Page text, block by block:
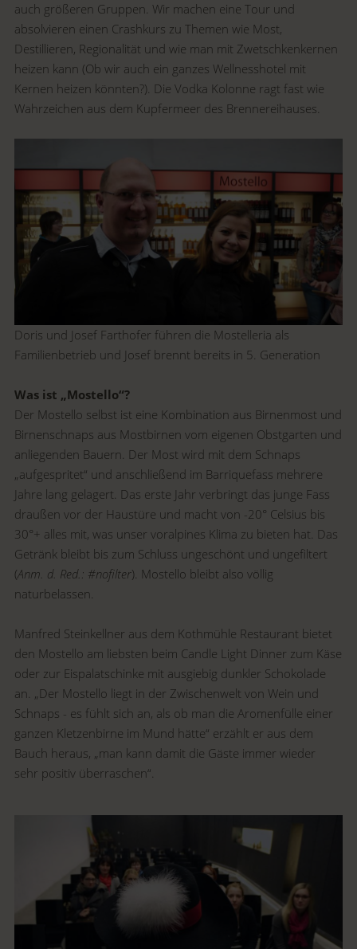
auch größeren Gruppen. Wir machen eine Tour und
absolvieren einen Crashkurs zu Themen wie Most,
Destillieren, Regionalität und wie man mit Zwetschkenkernen
heizen kann (Ob wir auch ein ganzes Wellnesshotel mit
Kernen heizen könnten?). Die Vodka Kolonne ragt fast wie
Wahrzeichen aus dem Kupfermeer des Brennereihauses.
Doris und Josef Farthofer führen die Mostelleria als
Familienbetrieb und Josef brennt bereits in 5. Generation
Was ist „Mostello“?
Der Mostello selbst ist eine Kombination aus Birnenmost und
Birnenschnaps aus Mostbirnen vom eigenen Obstgarten und
anliegenden Bauern. Der Most wird mit dem Schnaps
„aufgespritet“ und anschließend im Barriquefass mehrere
Jahre lang gelagert. Das erste Jahr verbringt das junge Fass
draußen vor der Haustüre und macht von -20° Celsius bis
30°+ alles mit, was unser voralpines Klima zu bieten hat. Das
Getränk bleibt bis zum Schluss ungeschönt und ungefiltert
(Anm. d. Red.: #nofilter). Mostello bleibt also völlig
naturbelassen.
Manfred Steinkellner aus dem Kothmühle Restaurant bietet
den Mostello am liebsten beim Candle Light Dinner zum Käse
oder zur Eispalatschinke mit ausgiebig dunkler Schokolade
an. „Der Mostello liegt in der Zwischenwelt von Wein und
Schnaps - es fühlt sich an, als ob man die Aromenfülle einer
ganzen Kletzenbirne im Mund hätte“ erzählt er aus dem
Bauch heraus, „man kann damit die Gäste immer wieder
sehr positiv überraschen“.